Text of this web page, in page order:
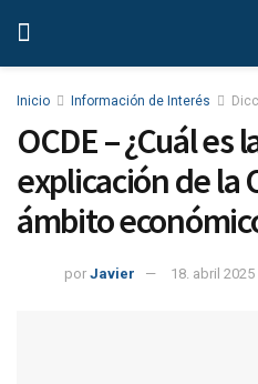
Inicio Información de Interés
OCDE – ¿Cuál es
explicación de la
ámbito
por Javier 18. abril 2025